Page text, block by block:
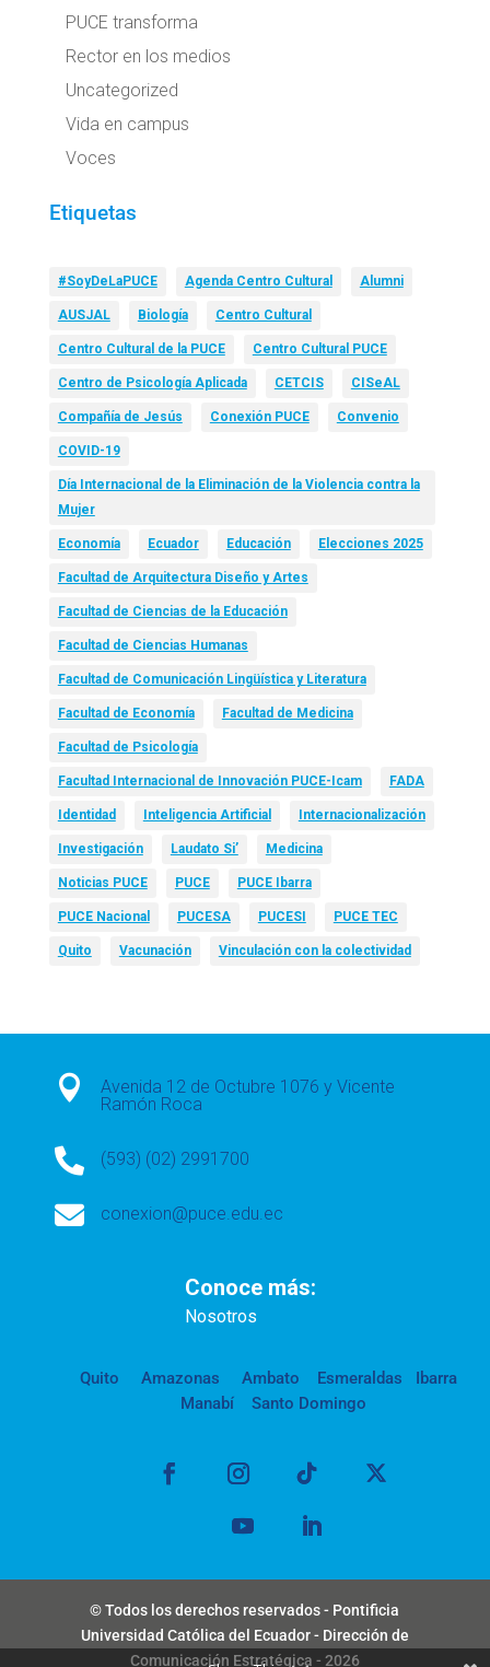
PUCE transforma
Rector en los medios
Uncategorized
Vida en campus
Voces
Etiquetas
#SoyDeLaPUCE Agenda Centro Cultural Alumni
AUSJAL Biología Centro Cultural
Centro Cultural de la PUCE Centro Cultural PUCE
Centro de Psicología Aplicada CETCIS CISeAL
Compañía de Jesús Conexión PUCE Convenio
COVID-19
Día Internacional de la Eliminación de la Violencia contra la
Mujer
Economía Ecuador Educación Elecciones 2025
Facultad de Arquitectura Diseño y Artes
Facultad de Ciencias de la Educación
Facultad de Ciencias Humanas
Facultad de Comunicación Lingüística y Literatura
Facultad de Economía Facultad de Medicina
Facultad de Psicología
Facultad Internacional de Innovación PUCE-Icam FADA
Identidad Inteligencia Artificial Internacionalización
Investigación Laudato Si’ Medicina
Noticias PUCE PUCE PUCE Ibarra
PUCE Nacional PUCESA PUCESI PUCE TEC
Quito Vacunación Vinculación con la colectividad

Avenida 12 de Octubre 1076 y Vicente
Ramón Roca
 (593) (02) 2991700
 conexion@puce.edu.ec
Conoce más:
Nosotros
Quito Amazonas Ambato Esmeraldas
Ibarra
Manabí
Santo Domingo
© Todos los derechos reservados - Pontificia
Universidad Católica del Ecuador - Dirección de
Comunicación Estratégica - 2026